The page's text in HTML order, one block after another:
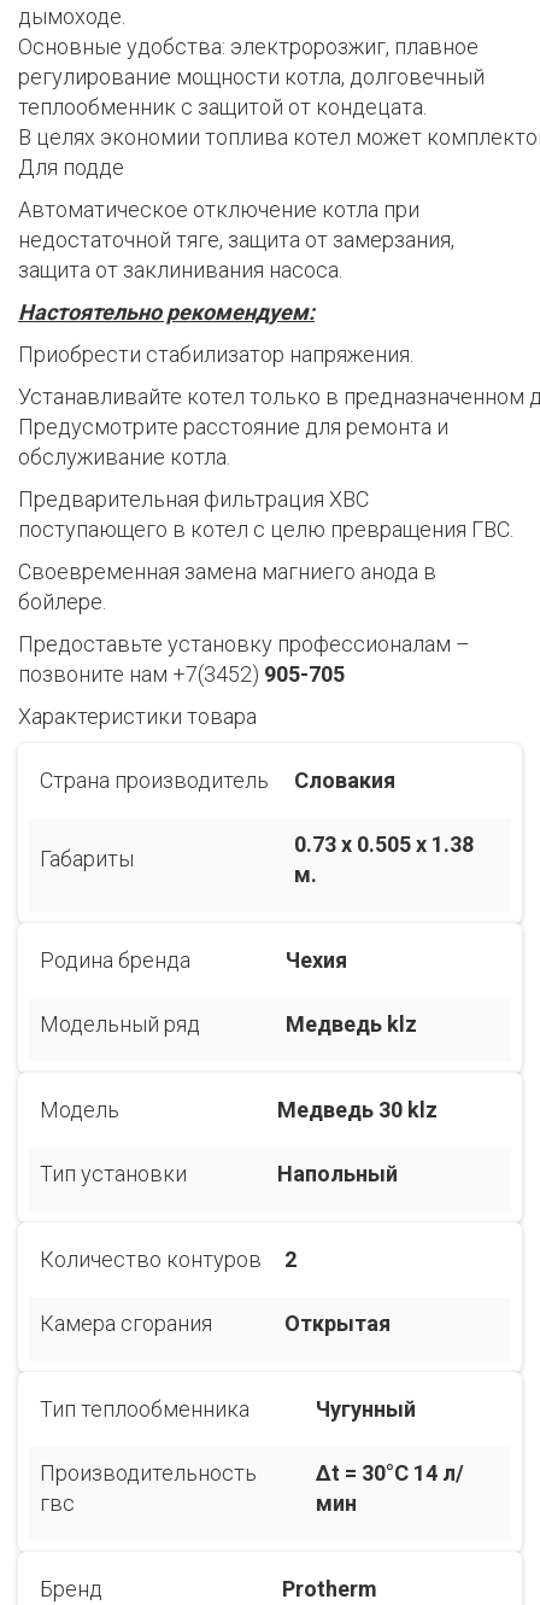
дымоходе.
Основные удобства: электророзжиг, плавное
регулирование мощности котла, долговечный
теплообменник с защитой от кондецата.
В целях экономии топлива котел может
Для подде
Автоматическое отключение котла при
недостаточной тяге, защита от замерзания,
защита от заклинивания насоса.
Настоятельно рекомендуем:
Приобрести стабилизатор напряжения.
Устанавливайте котел только в
Предусмотрите расстояние для ремонта и
обслуживание котла.
Предварительная фильтрация ХВС
поступающего в котел с целю превращения ГВС.
Своевременная замена магниего анода в
бойлере.
Предоставьте установку профессионалам –
позвоните нам +7(3452) 905-705
Характеристики товара
Страна производитель Словакия
Габариты
0.73 x 0.505 x 1.38
м.
Родина бренда Чехия
Модельный ряд Медведь klz
Модель Медведь 30 klz
Тип установки Напольный
Количество контуров 2
Камера сгорания Открытая
Тип теплообменника Чугунный
Производительность
гвс
Δt = 30°С 14 л/
мин
Бренд Protherm